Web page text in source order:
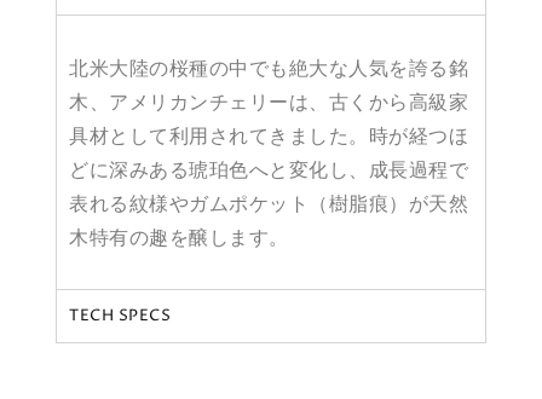
北米大陸の桜種の中でも絶大な人気を誇る銘
木、アメリカンチェリーは、古くから高級家
具材として利用されてきました。時が経つほ
どに深みある琥珀色へと変化し、成長過程で
表れる紋様やガムポケット（樹脂痕）が天然
木特有の趣を醸します。
TECH SPECS